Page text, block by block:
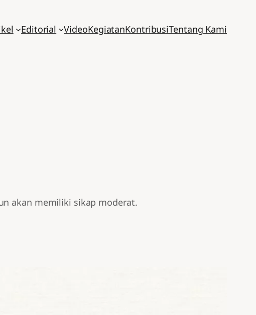
Editorial VideoKegiatanKontribusiTentang Kami
akan memiliki sikap moderat.